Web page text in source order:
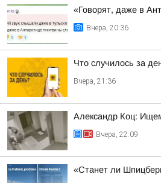
«Говорят, даже в
Вчера, 20:36
Что случилось за
Вчера, 21:36
Александр Коц:
Вчера, 22:09
«Станет ли